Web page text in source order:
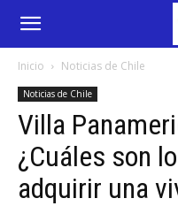
Inicio Noticias de Chile
Noticias de Chile
Villa
¿Cuáles son
adquirir una